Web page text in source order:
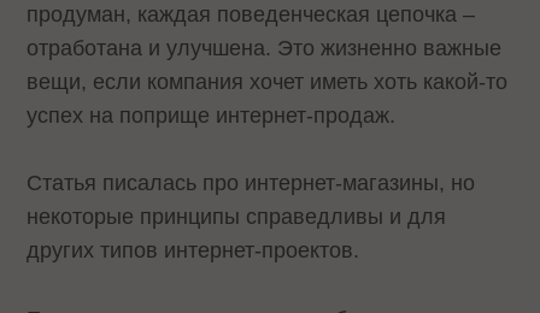
продуман, каждая поведенческая цепочка –
отработана и улучшена. Это жизненно важные
вещи, если компания хочет иметь хоть какой-то
успех на поприще интернет-продаж.
Статья писалась про интернет-магазины, но
некоторые принципы справедливы и для
других типов интернет-проектов.